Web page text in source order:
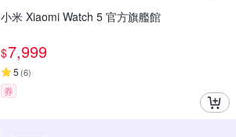
小米 Xiaomi Watch 5 官方旗艦館
$7,999
5 (6)
券